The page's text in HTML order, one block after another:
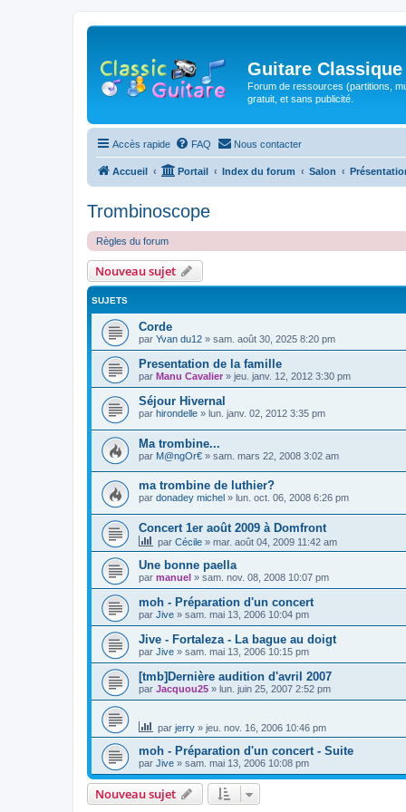
Guitare Classique
Forum de ressources (partitions,
gratuit, et sans publicité.
Accès rapide FAQ Nous contacter
Accueil Portail Index du forum Salon
Trombinoscope
Règles du forum
Nouveau sujet
SUJETS
Corde
par Yvan du12 » sam. août 30, 2025 8:20 pm
Presentation de la famille
par Manu Cavalier » jeu. janv. 12, 2012 3:30 pm
Séjour Hivernal
par hirondelle » lun. janv. 02, 2012 3:35 pm
Ma trombine...
par M@ngOr€ » sam. mars 22, 2008 3:02 am
ma trombine de luthier?
par donadey michel » lun. oct. 06, 2008 6:26 pm
Concert 1er août 2009 à Domfront
par Cécile » mar. août 04, 2009 11:42 am
Une bonne paella
par manuel » sam. nov. 08, 2008 10:07 pm
moh - Préparation d'un concert
par Jive » sam. mai 13, 2006 10:04 pm
Jive - Fortaleza - La bague au doigt
par Jive » sam. mai 13, 2006 10:15 pm
[tmb]Dernière audition d'avril 2007
par Jacquou25 » lun. juin 25, 2007 2:52 pm
par jerry » jeu. nov. 16, 2006 10:46 pm
moh - Préparation d'un concert - Suite
par Jive » sam. mai 13, 2006 10:08 pm
Nouveau sujet